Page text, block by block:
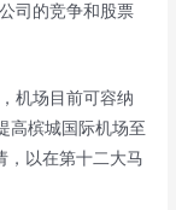
司的竞争和股票
机场目前可容纳
高槟城国际机场至
，以在第十二大马